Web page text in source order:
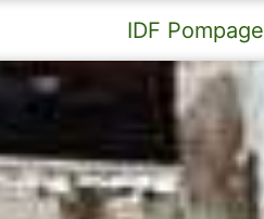
IDF Pompage